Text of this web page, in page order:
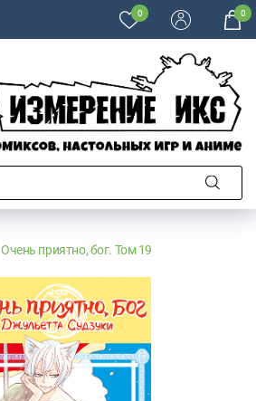
0 0
Очень приятно, бог. Том 19